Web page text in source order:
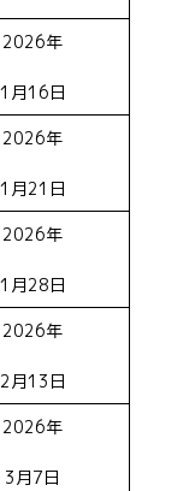
2026年
1月16日
2026年
1月21日
2026年
1月28日
2026年
2月13日
2026年
3月7日